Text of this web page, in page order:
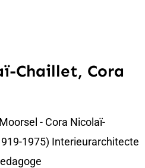
Chaillet, Cora
- Cora Nicolaï-
1975) Interieurarchitecte